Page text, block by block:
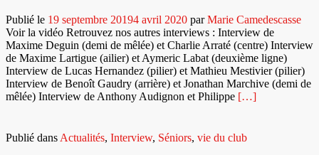
rendu
du
match
!
Publié le 19 septembre 20194 avril 2020 parMarie Camedescasse
Voir la vidéo Retrouvez nos autres interviews : Interview de
Maxime Deguin (demi de mêlée) et Charlie Arraté (centre) Interview
de Maxime Lartigue (ailier) et Aymeric Labat (deuxième ligne)
Interview de Lucas Hernandez (pilier) et Mathieu Mestivier (pilier)
Interview de Benoît Gaudry (arrière) et Jonathan Marchive (demi de
mêlée) Interview de Anthony Audignon et Philippe En
surPierre
[…]
Publié dans Actualités, Interview, Séniors, vie du club